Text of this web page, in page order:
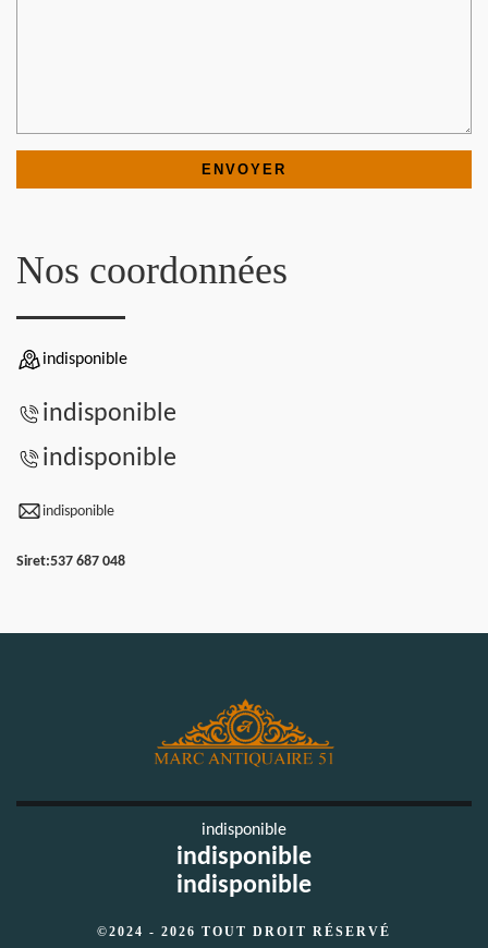
Nos coordonnées
indisponible
indisponible
indisponible
indisponible
Siret:537 687 048
indisponible
indisponible
indisponible
©2024 - 2026 TOUT DROIT RÉSERVÉ